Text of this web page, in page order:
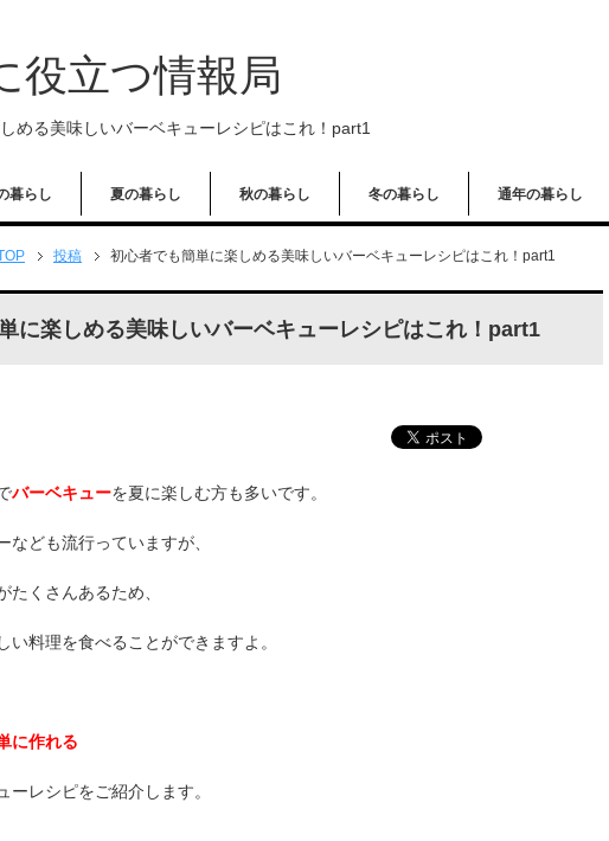
役立つ情報局
める美味しいバーベキューレシピはこれ！part1
暮らし 夏の暮らし 秋の暮らし 冬の暮らし 通年の暮らし
投稿 初心者でも簡単に楽しめる美味しいバーベキューレシピはこれ！part1
に楽しめる美味しいバーベキューレシピはこれ！part1
バーベキューを夏に楽しむ方も多いです。
なども流行っていますが、
たくさんあるため、
い料理を食べることができますよ。
に作れる
ーレシピをご紹介します。